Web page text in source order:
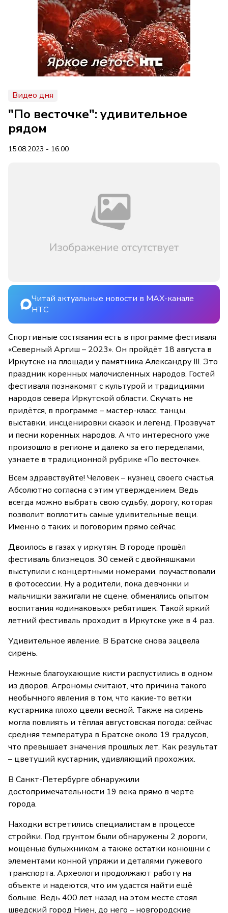
Видео дня
"По весточке": удивительное
рядом
15.08.2023 - 16:00
Читай актуальные новости в MAX-канале
НТС
Спортивные состязания есть в программе фестиваля
«Северный Аргиш – 2023». Он пройдёт 18 августа в
Иркутске на площади у памятника Александру III. Это
праздник коренных малочисленных народов. Гостей
фестиваля познакомят с культурой и традициями
народов севера Иркутской области. Скучать не
придётся, в программе – мастер-класс, танцы,
выставки, инсценировки сказок и легенд. Прозвучат
и песни коренных народов. А что интересного уже
произошло в регионе и далеко за его переделами,
узнаете в традиционной рубрике «По весточке».
Всем здравствуйте! Человек – кузнец своего счастья.
Абсолютно согласна с этим утверждением. Ведь
всегда можно выбрать свою судьбу, дорогу, которая
позволит воплотить самые удивительные вещи.
Именно о таких и поговорим прямо сейчас.
Двоилось в газах у иркутян. В городе прошёл
фестиваль близнецов. 30 семей с двойняшками
выступили с концертными номерами, поучаствовали
в фотосессии. Ну а родители, пока девчонки и
мальчишки зажигали не сцене, обменялись опытом
воспитания «одинаковых» ребятишек. Такой яркий
летний фестиваль проходит в Иркутске уже в 4 раз.
Удивительное явление. В Братске снова зацвела
сирень.
Нежные благоухающие кисти распустились в одном
из дворов. Агрономы считают, что причина такого
необычного явления в том, что какие-то ветки
кустарника плохо цвели весной. Также на сирень
могла повлиять и тёплая августовская погода: сейчас
средняя температура в Братске около 19 градусов,
что превышает значения прошлых лет. Как результат
– цветущий кустарник, удивляющий прохожих.
В Санкт-Петербурге обнаружили
достопримечательности 19 века прямо в черте
города.
Находки встретились специалистам в процессе
стройки. Под грунтом были обнаружены 2 дороги,
мощёные булыжником, а также остатки конюшни с
элементами конной упряжи и деталями гужевого
транспорта. Археологи продолжают работу на
объекте и надеются, что им удастся найти ещё
больше. Ведь 400 лет назад на этом месте стоял
шведский город Ниен, до него – новгородские